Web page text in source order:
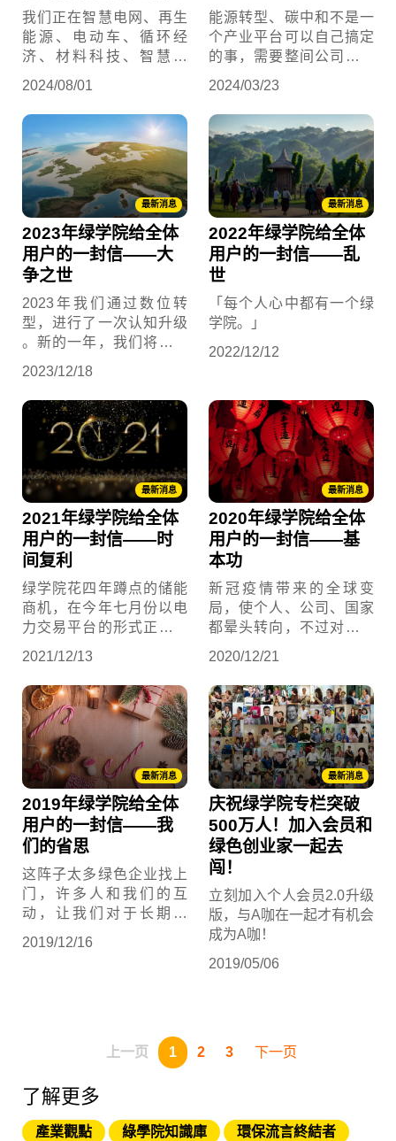
住了舵，客户也还在，但
船在海上遇到磁场翻转，
顿失安全感。
我们正在智慧电网、再生
能源、电动车、循环经
济、材料科技、智慧农
等硬核的绿色科技产业里
解决各种客户的问题，如
果你能加入并做出贡献，
我们能一起调度到东风、
西风、南风、北风，好消
息是，我们正在征人！
2024/08/01
能源转型、碳中和不是一
个产业平台可以自己搞定
的事，需要整间公司一起
整个国家一起做，整个区
域内的国家一起做，整个
世界一起做。只要三步
骤，助攻我们更了解你的
志向，你就可以知道行内
人是怎么看ESG人才发
展，而不是瞎起哄。
2024/03/23
最新消息
2023年绿学院给全体
用户的一封信——大
争之世
2023年我们通过数位转
型，进行了一次认知升级
。新的一年，我们将持续
开启一个「人才产地直
送」的新模式．
2023/12/18
最新消息
2022年绿学院给全体
用户的一封信——乱
世
「每个人心中都有一个绿
学院。」
2022/12/12
最新消息
2021年绿学院给全体
用户的一封信——时
间复利
绿学院花四年蹲点的储能
商机，在今年七月份以电
力交易平台的形式正式开
的号召下，超过1,500人参
加电力合格交易者资格测
验，电力交易划下台湾能
源转型及电业自由化的里
程碑，而我们就是带路
人！
2021/12/13
最新消息
2020年绿学院给全体
用户的一封信——基
本功
新冠疫情带来的全球变
局，使个人、公司、国家
都晕头转向，不过对绿学
局不仅让我们有时间回头
打稳基本功，更幸运的是
得到大丰收。
2020/12/21
最新消息
2019年绿学院给全体
用户的一封信——我
们的省思
这阵子太多绿色企业找上
门，许多人和我们的互
动，让我们对于长期来
样的绿色产业生态系，有
2019/12/16
最新消息
庆祝绿学院专栏突破
500万人！加入会员和
绿色创业家一起去
闯！
立刻加入个人会员2.0升级
版，与A咖在一起才有机会
成为A咖！
2019/05/06
上一页 1 2 3 下一页
了解更多
產業觀點 綠學院知識庫
環保流言終結者